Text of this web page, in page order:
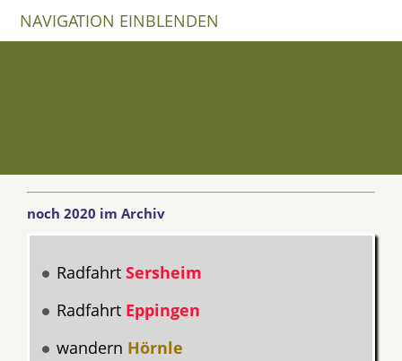
NAVIGATION EINBLENDEN
noch 2020 im Archiv
Radfahrt Sersheim
Radfahrt Eppingen
wandern Hörnle